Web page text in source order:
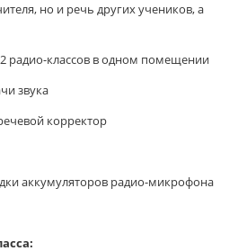
но и речь других учеников, а
радио-классов в одном помещении
звука
корректор
аккумуляторов радио-микрофона